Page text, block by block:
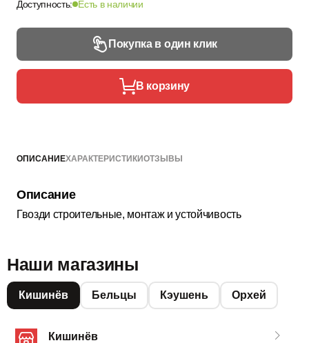
Доступность: Есть в наличии
Покупка в один клик
В корзину
ОПИСАНИЕХАРАКТЕРИСТИКИОТЗЫВЫ
Описание
Гвозди строительные, монтаж и устойчивость
Наши магазины
Кишинёв Бельцы Кэушень Орхей
Кишинёв